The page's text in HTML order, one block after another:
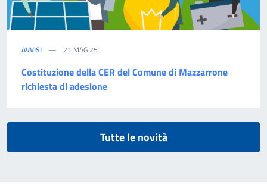
AVVISI 21 MAG 25
Costituzione della CER del Comune di Mazzarrone
richiesta di adesione
Tutte le novità